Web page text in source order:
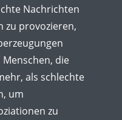
Nachrichten
zu provozieren,
die
als schlechte
um
zu